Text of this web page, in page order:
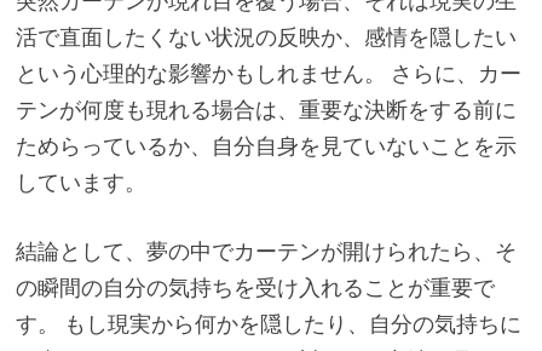
活で直面したくない状況の反映か、感情を隠したい
という心理的な影響かもしれません。 さらに、カー
テンが何度も現れる場合は、重要な決断をする前に
ためらっているか、自分自身を見ていないことを示
しています。
結論として、夢の中でカーテンが開けられたら、そ
の瞬間の自分の気持ちを受け入れることが重要で
す。 もし現実から何かを隠したり、自分の気持ちに